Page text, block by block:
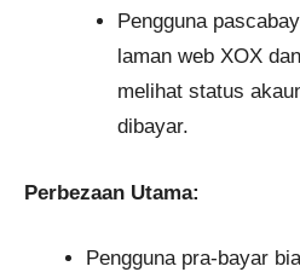
Pengguna
laman web XOX
melihat status
dibayar.
Perbezaan Utama:
Pengguna pra-bayar